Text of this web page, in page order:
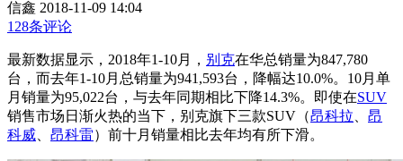
信鑫 2018-11-09 14:04
128条评论
最新数据显示，2018年1-10月， 别克在华总销量为847,780
台，而去年1-10月总销量为941,593台，降幅达10.0%。10月单
月销量为95,022台，与去年同期相比下降14.3%。即使在SUV
销售市场日渐火热的当下，别克旗下三款SUV（昂科拉
昂
科威
昂科雷）前十月销量相比去年均有所下滑。